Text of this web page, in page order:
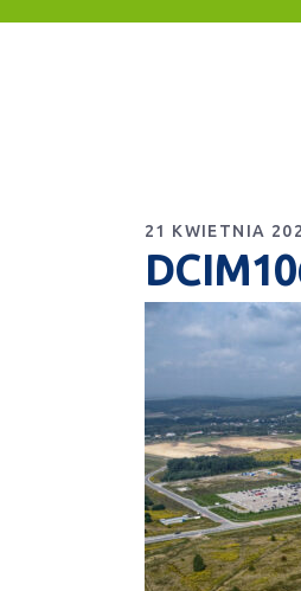
21 KWIETNIA